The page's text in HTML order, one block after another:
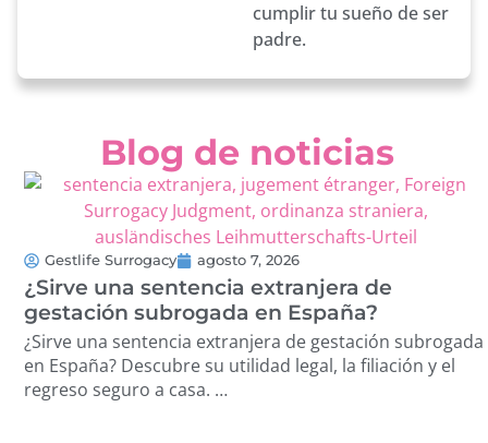
cumplir tu sueño de ser
padre.
Blog de noticias
Gestlife Surrogacy agosto 7, 2026
¿Sirve una sentencia extranjera de
gestación subrogada en España?
¿Sirve una sentencia extranjera de gestación subrogada
en España? Descubre su utilidad legal, la filiación y el
regreso seguro a casa. …